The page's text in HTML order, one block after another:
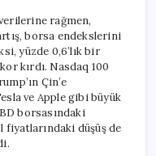
rağmen,
borsa endekslerini
yüzde 0,6’lık bir
kırdı. Nasdaq 100
Çin’e
ve Apple gibi büyük
borsasındaki
fiyatlarındaki düşüş de